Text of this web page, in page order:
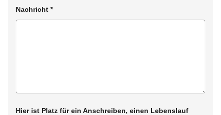
Nachricht *
Hier ist Platz für ein Anschreiben, einen Lebenslauf